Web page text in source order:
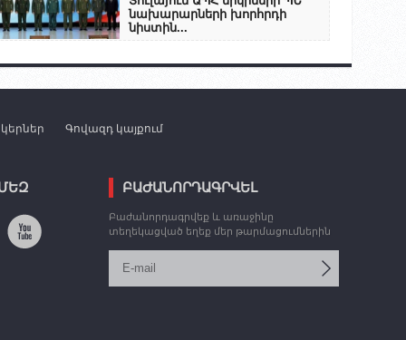
նախարարների խորհրդի
նիստին...
Գովազդ կայքում
ԲԱԺԱՆՈՐԴԱԳՐՎԵԼ
Բաժանորդագրվեք և առաջինը
տեղեկացված եղեք մեր թարմացումներին